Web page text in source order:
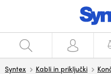
Syntex Kabli in priključki